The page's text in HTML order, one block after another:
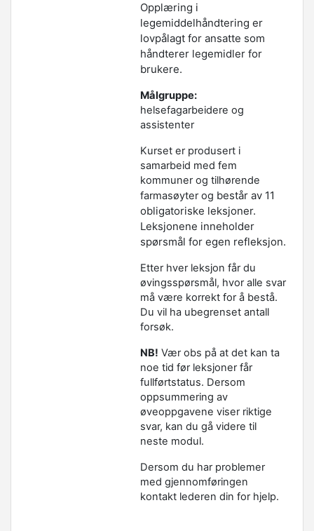
Opplæring i
legemiddelhåndtering er
lovpålagt for ansatte som
håndterer legemidler for
brukere.
Målgruppe:
helsefagarbeidere og
assistenter
Kurset er produsert i
samarbeid med fem
kommuner og tilhørende
farmasøyter og består av 11
obligatoriske leksjoner.
Leksjonene inneholder
spørsmål for egen refleksjon.
Etter hver leksjon får du
øvingsspørsmål, hvor alle svar
må være korrekt for å bestå.
Du vil ha ubegrenset antall
forsøk.
NB! Vær obs på at det kan ta
noe tid før leksjoner får
fullførtstatus. Dersom
oppsummering av
øveoppgavene viser riktige
svar, kan du gå videre til
neste modul.
Dersom du har problemer
med gjennomføringen
kontakt lederen din for hjelp.